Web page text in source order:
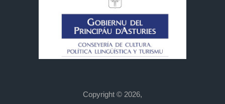
Copyright © 2026,